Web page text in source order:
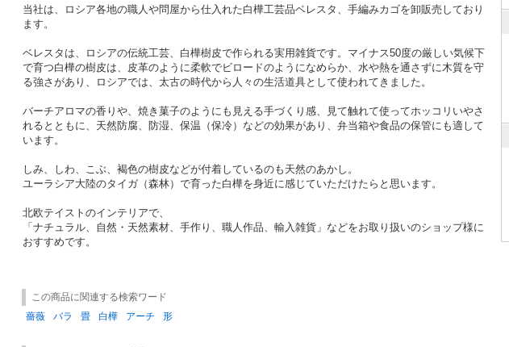
当社は、ロシア各地の職人や問屋から仕入れた白樺工芸品ベレスタ、手編みカゴを卸販売しており
ます。
ベレスタは、ロシアの伝統工芸、白樺樹皮で作られる実用雑貨です。マイナス50度の厳しい気候下
で育つ白樺の樹皮は、皮革のように柔軟でビロードのようになめらか、水や熱を通さずに木質を守
る強さがあり、ロシアでは、太古の時代から人々の生活道具として使われてきました。
バーチアロマの香りや、焼き菓子のようにも見える手づくり感、見て触れて使ってホッコリいやさ
れるとともに、天然防腐、防湿、保温（保冷）などの効果があり、弁当箱や食品の保管にも適して
います。
しみ、しわ、こぶ、褐色の樹皮などが付着しているのも天然のあかし。
ユーラシア大陸のタイガ（森林）で育った白樺を身近に感じていただけたらと思います。
北欧テイストのインテリアで、
「ナチュラル、自然・天然素材、手作り、職人作品、輸入雑貨」などをお取り扱いのショップ様に
おすすめです。
この商品に関連する検索ワード
薔薇
バラ 畳 白樺 アーチ 形